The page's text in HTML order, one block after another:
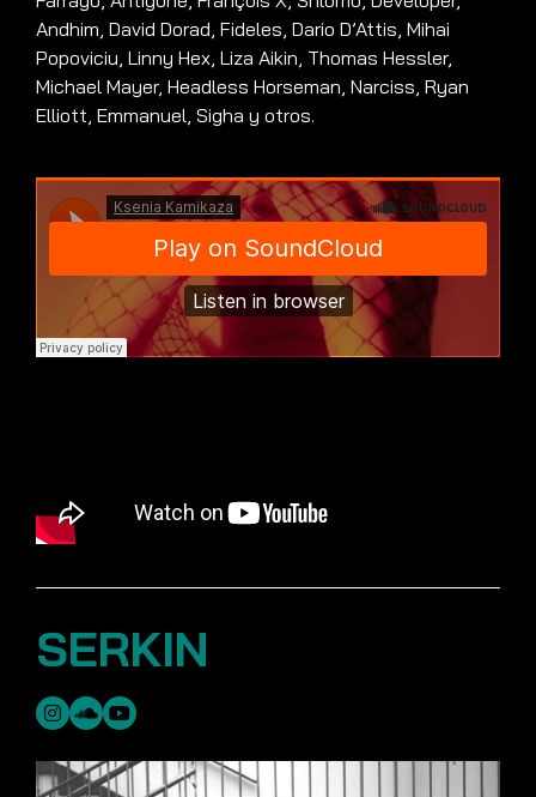
Andhim, David Dorad, Fideles, Dario D’Attis, Mihai
Popoviciu, Linny Hex, Liza Aikin, Thomas Hessler,
Michael Mayer, Headless Horseman, Narciss, Ryan
Elliott, Emmanuel, Sigha y otros.
SERKIN